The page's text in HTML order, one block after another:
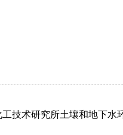
技术研究所土壤和地下水